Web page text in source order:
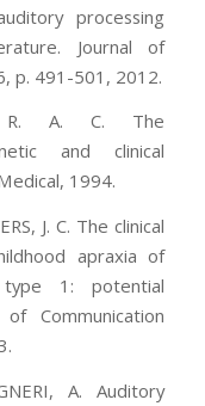
processing
Journal of
p. 491-501, 2012.
R. A. C. The
and clinical
1994.
J. C. The clinical
apraxia of
type 1: potential
Communication
A. Auditory